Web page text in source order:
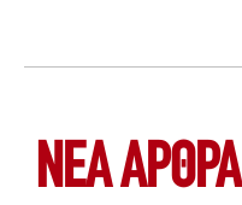
ΝΕΑ ΆΡΘΡΑ